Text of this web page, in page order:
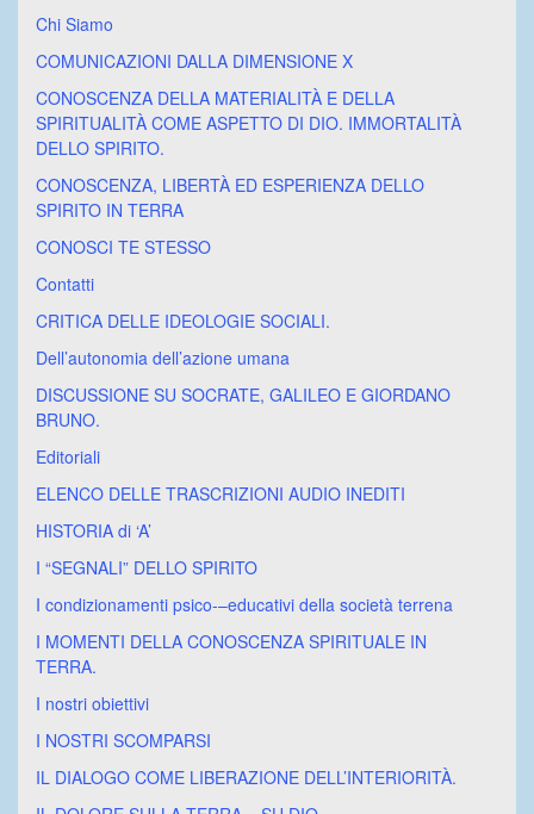
Chi Siamo
COMUNICAZIONI DALLA DIMENSIONE X
CONOSCENZA DELLA MATERIALITÀ E DELLA
SPIRITUALITÀ COME ASPETTO DI DIO. IMMORTALITÀ
DELLO SPIRITO.
CONOSCENZA, LIBERTÀ ED ESPERIENZA DELLO
SPIRITO IN TERRA
CONOSCI TE STESSO
Contatti
CRITICA DELLE IDEOLOGIE SOCIALI.
Dell’autonomia dell’azione umana
DISCUSSIONE SU SOCRATE, GALILEO E GIORDANO
BRUNO.
Editoriali
ELENCO DELLE TRASCRIZIONI AUDIO INEDITI
HISTORIA di ‘A’
I “SEGNALI” DELLO SPIRITO
I condizionamenti psico-–educativi della società terrena
I MOMENTI DELLA CONOSCENZA SPIRITUALE IN
TERRA.
I nostri obiettivi
I NOSTRI SCOMPARSI
IL DIALOGO COME LIBERAZIONE DELL’INTERIORITÀ.